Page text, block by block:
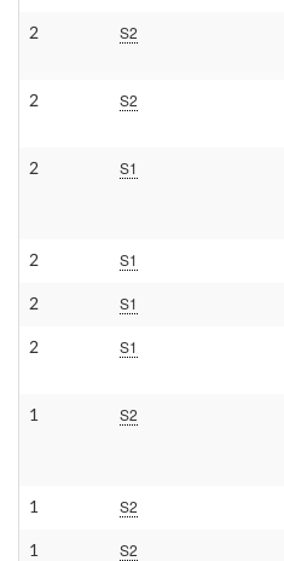
2 S2
2 S2
2 S1
2 S1
2 S1
2 S1
1 S2
1 S2
1 S2